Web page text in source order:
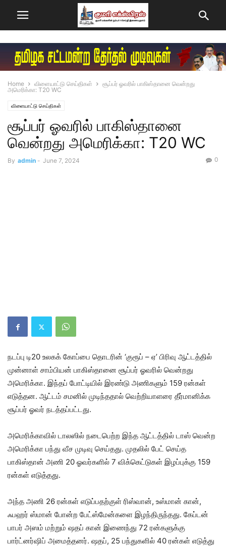
Home விளையாட்டு செய்திகள்
சூப்பர் ஓவரில் பாகிஸ்தானை வென்றது
அமெரிக்கா: T20 WC
விளையாட்டு செய்திகள்
சூப்பர் ஓவரில் பாகிஸ்தானை
வென்றது அமெரிக்கா: T20 WC
By admin - June 7, 2024 0
நடப்பு டி20 உலகக் கோப்பை தொடரின் ‘குரூப் – ஏ’ பிரிவு ஆட்டத்தில்
முன்னாள் சாம்பியன் பாகிஸ்தானை சூப்பர் ஓவரில் வென்றது
அமெரிக்கா. இந்தப் போட்டியில் இரண்டு அணிகளும் 159 ரன்கள்
எடுத்தன. ஆட்டம் சமனில் முடிந்ததால் வெற்றியாளரை தீர்மானிக்க
சூப்பர் ஓவர் நடத்தப்பட்டது.
அமெரிக்காவில் டாலஸில் நடைபெற்ற இந்த ஆட்டத்தில் டாஸ் வென்ற
அமெரிக்கா பந்து வீச முடிவு செய்தது. முதலில் பேட் செய்த
பாகிஸ்தான் அணி 20 ஓவர்களில் 7 விக்கெட்டுகள் இழப்புக்கு 159
ரன்கள் எடுத்தது.
அந்த அணி 26 ரன்கள் எடுப்பதற்குள் ரிஸ்வான், உஸ்மான் கான்,
ஃபஹர் ஸ்மான் போன்ற பேட்ஸ்மேன்களை இழந்திருந்தது. கேப்டன்
பாபர் அஸம் மற்றும் ஷதப் கான் இணைந்து 72 ரன்களுக்கு
பார்ட்னர்ஷிப் அமைத்தனர். ஷதப், 25 பந்துகளில் 40 ரன்கள் எடுத்து